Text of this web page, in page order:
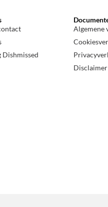
Dishmissed
Algemene
Disclaimer